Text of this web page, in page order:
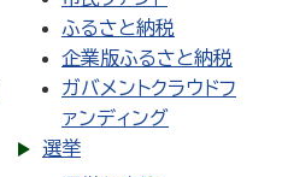
ふるさと納税
企業版ふるさと納税
ガバメントクラウドフ
ァンディング
選挙